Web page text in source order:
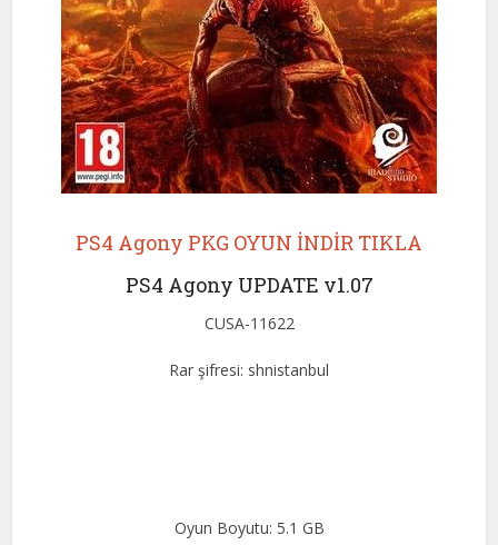
PS4 Agony PKG OYUN İNDİR TIKLA
PS4 Agony UPDATE v1.07
CUSA-11622
Rar şifresi: shnistanbul
Oyun Boyutu: 5.1 GB